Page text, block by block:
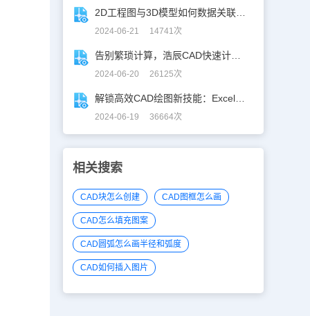
2024-06-21 14741次
2024-06-20 26125次
2024-06-19 36664次
相关搜索
CAD块怎么创建 CAD图框怎么画
CAD怎么填充图案
CAD圆弧怎么画半径和弧度
CAD如何插入图片